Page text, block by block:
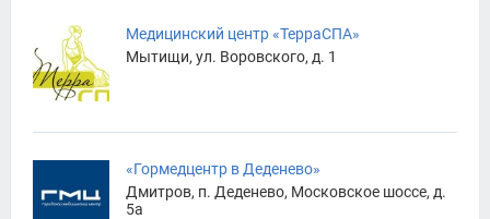
Медицинский центр «ТерраСПА»
Мытищи, ул. Воровского, д. 1
«Гормедцентр в Деденево»
Дмитров, п. Деденево, Московское шоссе, д.
5а